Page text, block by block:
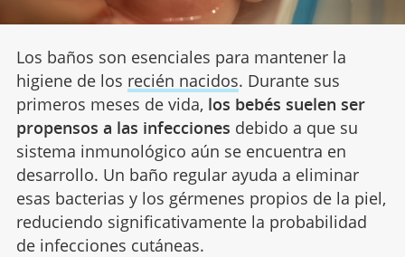
Los baños son esenciales para mantener la
higiene de los recién nacidos. Durante sus
primeros meses de vida, los bebés suelen ser
propensos a las infecciones debido a que su
sistema inmunológico aún se encuentra en
desarrollo. Un baño regular ayuda a eliminar
esas bacterias y los gérmenes propios de la piel,
reduciendo significativamente la probabilidad
de infecciones cutáneas.